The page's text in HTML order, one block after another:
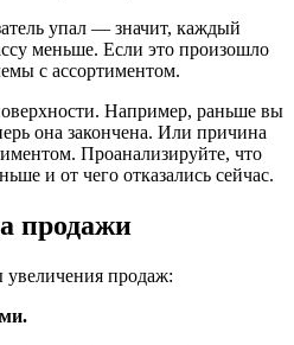
упал — значит, каждый
меньше. Если это произошло
с ассортиментом.
Например, раньше вы
она закончена. Или причина
Проанализируйте, что
и от чего отказались сейчас.
продажи
продаж: